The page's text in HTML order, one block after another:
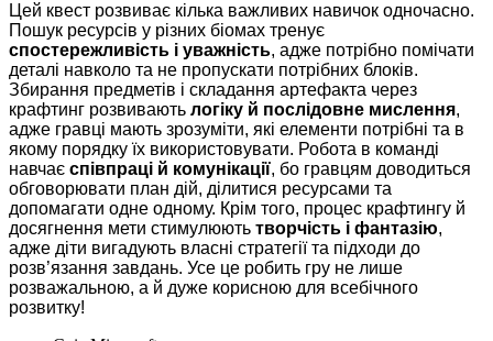
Цей квест розвиває кілька важливих навичок одночасно.
Пошук ресурсів у різних біомах тренує
спостережливість і уважність, адже потрібно помічати
деталі навколо та не пропускати потрібних блоків.
Збирання предметів і складання артефакта через
крафтинг розвивають логіку й послідовне мислення,
адже гравці мають зрозуміти, які елементи потрібні та в
якому порядку їх використовувати. Робота в команді
навчає співпраці й комунікації, бо гравцям доводиться
обговорювати план дій, ділитися ресурсами та
допомагати одне одному. Крім того, процес крафтингу й
досягнення мети стимулюють творчість і фантазію,
адже діти вигадують власні стратегії та підходи до
розв’язання завдань. Усе це робить гру не лише
розважальною, а й дуже корисною для всебічного
розвитку!